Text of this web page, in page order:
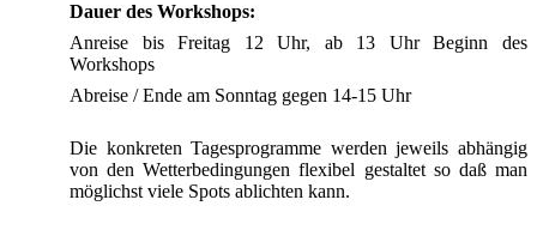
Dauer des Workshops:
Anreise bis Freitag 12 Uhr, ab 13 Uhr Beginn des
Workshops
Abreise / Ende am Sonntag gegen 14-15 Uhr
Die konkreten Tagesprogramme werden jeweils abhängig
von den Wetterbedingungen flexibel gestaltet so daß man
möglichst viele Spots ablichten kann.